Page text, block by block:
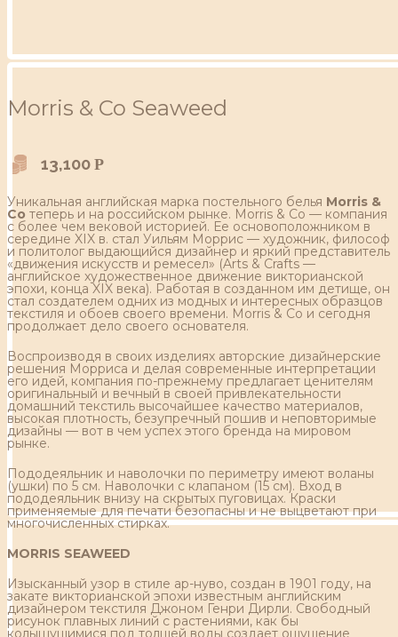
Morris & Co Seaweed
13,100 Р
Уникальная английская марка постельного белья Morris &
Co теперь и на российском рынке. Morris & Co — компания
с более чем вековой историей. Ее основоположником в
середине XIX в. стал Уильям Моррис — художник, философ
и политолог выдающийся дизайнер и яркий представитель
«движения искусств и ремесел» (Arts & Crafts —
английское художественное движение викторианской
эпохи, конца XIX века). Работая в созданном им детище, он
стал создателем одних из модных и интересных образцов
текстиля и обоев своего времени. Morris & Co и сегодня
продолжает дело своего основателя.
Воспроизводя в своих изделиях авторские дизайнерские
решения Морриса и делая современные интерпретации
его идей, компания по-прежнему предлагает ценителям
оригинальный и вечный в своей привлекательности
домашний текстиль высочайшее качество материалов,
высокая плотность, безупречный пошив и неповторимые
дизайны — вот в чем успех этого бренда на мировом
рынке.
Пододеяльник и наволочки по периметру имеют воланы
(ушки) по 5 см. Наволочки с клапаном (15 см). Вход в
пододеяльник внизу на скрытых пуговицах. Краски
применяемые для печати безопасны и не выцветают при
многочисленных стирках.
MORRIS SEAWEED
Изысканный узор в стиле ар-нуво, создан в 1901 году, на
закате викторианской эпохи известным английским
дизайнером текстиля Джоном Генри Дирли. Свободный
рисунок плавных линий с растениями, как бы
колышущимися под толщей воды создает ощущение